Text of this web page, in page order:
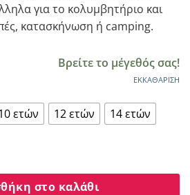
για το κολυμβητήριο και
κατασκήνωση ή camping.
Βρείτε το μέγεθός σας!
ετών 12 ετών 14 ετών
ΕΚΚΑΘΆΡΙΣΗ
κουκούλα 6-14 Flamingo σιέλ/μπλε
στο καλάθι